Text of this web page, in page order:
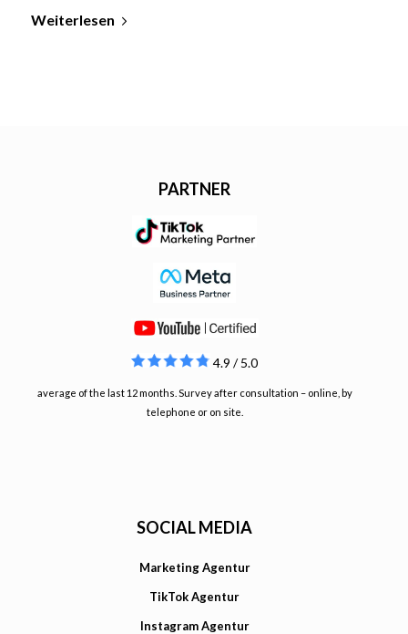
Weiterlesen
PARTNER
4.9 / 5.0
average of the last 12 months. Survey after consultation – online, by
telephone or on site.
SOCIAL MEDIA
Marketing Agentur
TikTok Agentur
Instagram Agentur